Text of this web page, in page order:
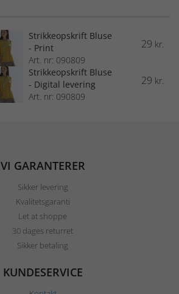
Strikkeopskrift Bluse
- Print
Art. nr: 090809
29 kr.
Strikkeopskrift Bluse
- Digital levering
Art. nr: 090809
29 kr.
VI GARANTERER
Sikker levering
Kvalitetsgaranti
Let at shoppe
30 dages returret
Sikker betaling
KUNDESERVICE